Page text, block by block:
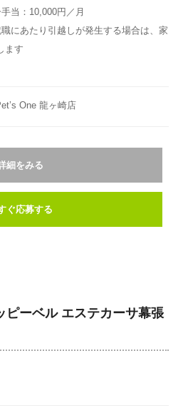
当：10,000円／月
にあたり引越しが発生する場合は、家
ます
One 龍ヶ崎店
細をみる
ぐ応募する
ピーベル エステカーサ幕張